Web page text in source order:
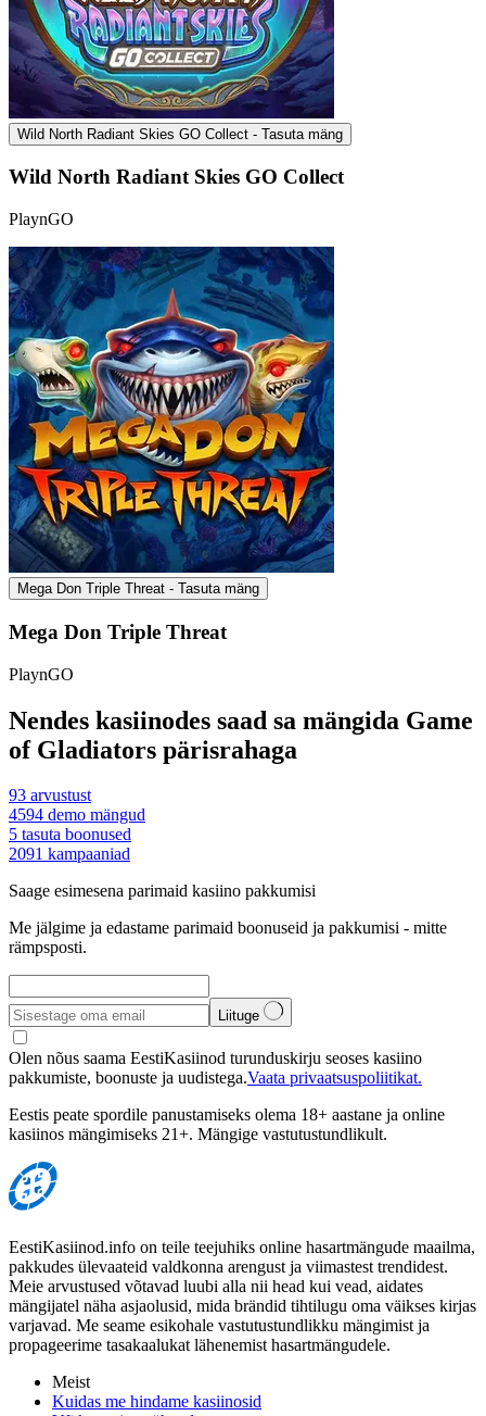
Wild North Radiant Skies GO Collect - Tasuta mäng
Wild North Radiant Skies GO Collect
PlaynGO
Mega Don Triple Threat - Tasuta mäng
Mega Don Triple Threat
PlaynGO
Nendes kasiinodes saad sa mängida Game
of Gladiators pärisrahaga
93 arvustust
4594 demo mängud
5 tasuta boonused
2091 kampaaniad
Saage esimesena parimaid kasiino pakkumisi
Me jälgime ja edastame parimaid boonuseid ja pakkumisi - mitte
rämpsposti.
Liituge
Olen nõus saama EestiKasiinod turunduskirju seoses kasiino
pakkumiste, boonuste ja uudistega.Vaata privaatsuspoliitikat.
Eestis peate spordile panustamiseks olema 18+ aastane ja online
kasiinos mängimiseks 21+. Mängige vastutustundlikult.
EestiKasiinod.info on teile teejuhiks online hasartmängude maailma,
pakkudes ülevaateid valdkonna arengust ja viimastest trendidest.
Meie arvustused võtavad luubi alla nii head kui vead, aidates
mängijatel näha asjaolusid, mida brändid tihtilugu oma väikses kirjas
varjavad. Me seame esikohale vastutustundlikku mängimist ja
propageerime tasakaalukat lähenemist hasartmängudele.
Meist
Kuidas me hindame kasiinosid